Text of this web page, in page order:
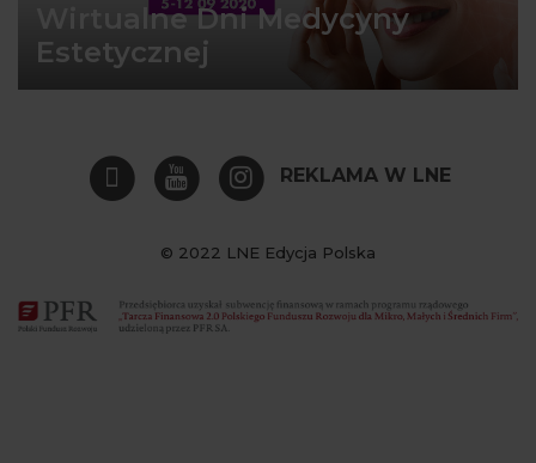
Wirtualne Dni Medycyny
Estetycznej
REKLAMA W LNE
© 2022 LNE Edycja Polska